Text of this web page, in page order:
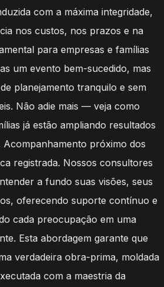
com a máxima integridade,
nos custos, nos prazos e na
para empresas e famílias
um evento bem-sucedido, mas
planejamento tranquilo e sem
Não adie mais — veja como
já estão ampliando resultados
Acompanhamento próximo dos
registrada. Nossos consultores
a fundo suas visões, seus
oferecendo suporte contínuo e
cada preocupação em uma
Esta abordagem garante que
verdadeira obra-prima, moldada
com a maestria da